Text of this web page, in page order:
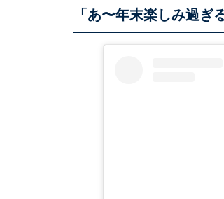
「あ〜年末楽しみ過ぎ